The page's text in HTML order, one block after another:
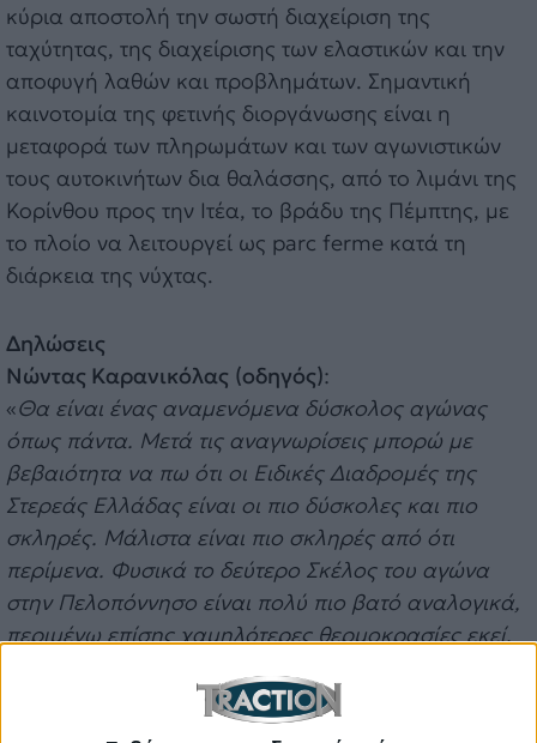
κύρια αποστολή την σωστή διαχείριση της
ταχύτητας, της διαχείρισης των ελαστικών και την
αποφυγή λαθών και προβλημάτων. Σημαντική
καινοτομία της φετινής διοργάνωσης είναι η
μεταφορά των πληρωμάτων και των αγωνιστικών
τους αυτοκινήτων δια θαλάσσης, από το λιμάνι της
Κορίνθου προς την Ιτέα, το βράδυ της Πέμπτης, με
το πλοίο να λειτουργεί ως parc ferme κατά τη
διάρκεια της νύχτας.
Δηλώσεις
Νώντας Καρανικόλας (οδηγός):
«Θα είναι ένας αναμενόμενα δύσκολος αγώνας
όπως πάντα. Μετά τις αναγνωρίσεις μπορώ με
βεβαιότητα να πω ότι οι Ειδικές Διαδρομές της
Στερεάς Ελλάδας είναι οι πιο δύσκολες και πιο
σκληρές. Μάλιστα είναι πιο σκληρές από ότι
περίμενα. Φυσικά το δεύτερο Σκέλος του αγώνα
στην Πελοπόννησο είναι πολύ πιο βατό αναλογικά,
περιμένω επίσης χαμηλότερες θερμοκρασίες εκεί,
Φέτος θα προσπαθήσουμε να κάνουμε έναν αγώνα
χωρίς προβλήματα και στόχος μας είναι να